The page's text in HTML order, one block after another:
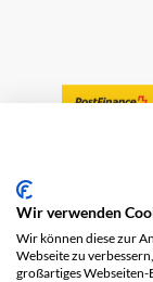
Datenschutz
Wir verwenden
Wir können diese zur
Webseite zu
großartiges